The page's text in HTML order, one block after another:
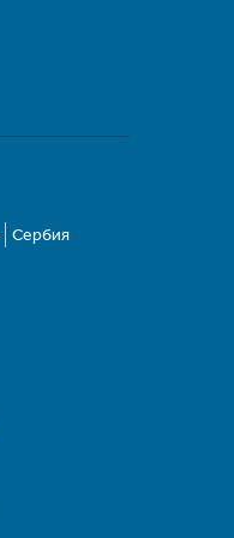
Сербия